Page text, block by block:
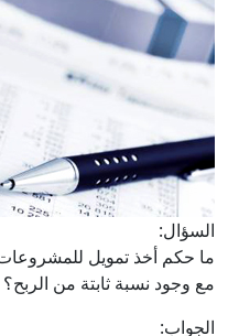
السؤال:
ما حكم أخذ تمويل
مع وجود نسبة ثابتة من الربح؟
الجواب: